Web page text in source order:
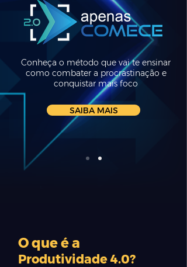
Conheça o método que vai te ensinar
como combater a procrastinação e
conquistar mais foco
SAIBA MAIS
O que é a
Produtividade 4.0?